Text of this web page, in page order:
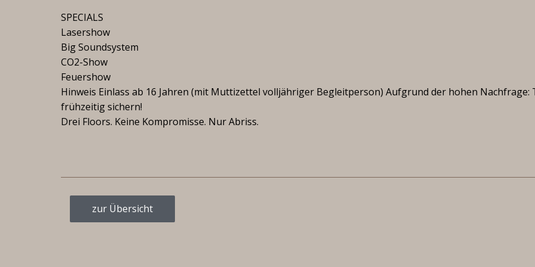
SPECIALS
Lasershow
Big Soundsystem
CO2-Show
Feuershow
Hinweis Einlass ab 16 Jahren (mit Muttizettel volljähriger Begleitperson) Aufgrund der hohen Nachfrage:
frühzeitig sichern!
Drei Floors. Keine Kompromisse. Nur Abriss.
zur Übersicht